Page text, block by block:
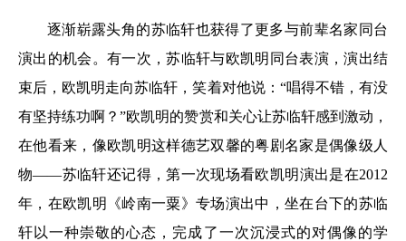
逐渐崭露头角的苏临轩也获得了更多与前辈名家同台
演出的机会。有一次，苏临轩与欧凯明同台表演，演出结
束后，欧凯明走向苏临轩，笑着对他说：“唱得不错，有没
有坚持练功啊？”欧凯明的赞赏和关心让苏临轩感到激动，
在他看来，像欧凯明这样德艺双馨的粤剧名家是偶像级人
物——苏临轩还记得，第一次现场看欧凯明演出是在2012
年，在欧凯明《岭南一粟》专场演出中，坐在台下的苏临
轩以一种崇敬的心态，完成了一次沉浸式的对偶像的学